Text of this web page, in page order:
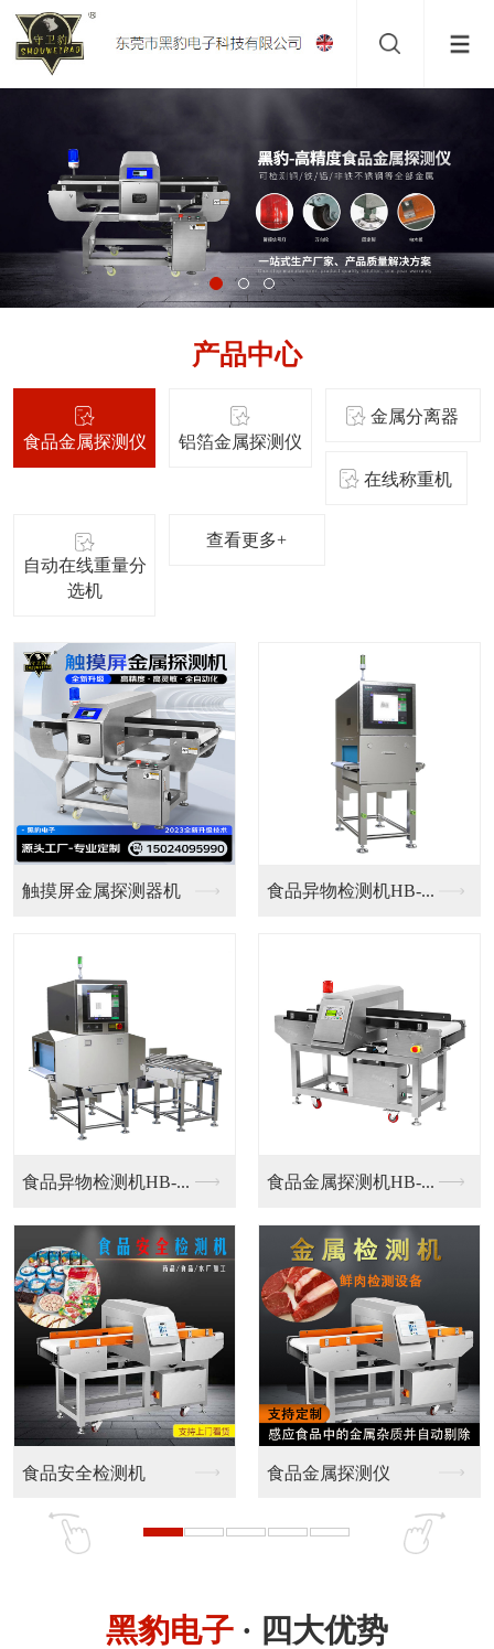
产品中心
食品金属探测仪 铝箔金属探测仪
金属分离器
在线称重机
自动在线重量分
选机
查看更多+
铝箔金检重检一体机 铝箔食品检测机
铝箔金属探测仪 铝箔金属探测仪
黑豹电子 · 四大优势